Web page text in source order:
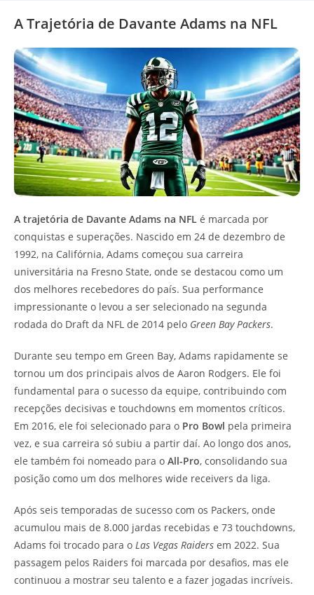
A Trajetória de Davante Adams na NFL
A trajetória de Davante Adams na NFL é marcada por
conquistas e superações. Nascido em 24 de dezembro de
1992, na Califórnia, Adams começou sua carreira
universitária na Fresno State, onde se destacou como um
dos melhores recebedores do país. Sua performance
impressionante o levou a ser selecionado na segunda
rodada do Draft da NFL de 2014 pelo Green Bay Packers.
Durante seu tempo em Green Bay, Adams rapidamente se
tornou um dos principais alvos de Aaron Rodgers. Ele foi
fundamental para o sucesso da equipe, contribuindo com
recepções decisivas e touchdowns em momentos críticos.
Em 2016, ele foi selecionado para o Pro Bowl pela primeira
vez, e sua carreira só subiu a partir daí. Ao longo dos anos,
ele também foi nomeado para o All-Pro, consolidando sua
posição como um dos melhores wide receivers da liga.
Após seis temporadas de sucesso com os Packers, onde
acumulou mais de 8.000 jardas recebidas e 73 touchdowns,
Adams foi trocado para o Las Vegas Raiders em 2022. Sua
passagem pelos Raiders foi marcada por desafios, mas ele
continuou a mostrar seu talento e a fazer jogadas incríveis.